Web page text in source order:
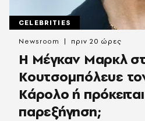
CELEBRITIES
Η Μέγκαν Μαρκλ
Κουτσομπόλευε
Κάρολο ή πρόκειται
παρεξήγηση;
Newsroom πριν 20 ώρες